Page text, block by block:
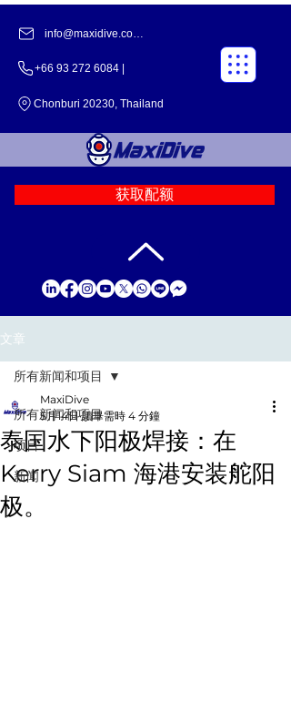
info@maxidive.com |
+66 93 272 6084 |
Chonburi 20230, Thailand
获取配额
文章
所有新闻和项目
项目
新闻
所有新闻和项目
泰国水下阳极焊接：在
Kerry Siam 海港安装舵阳
极。
MaxiDive
5月14日 讀畢需時 4 分鐘